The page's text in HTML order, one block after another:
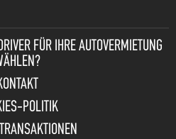
FÜR IHRE AUTOVERMIETUNG
POLITIK